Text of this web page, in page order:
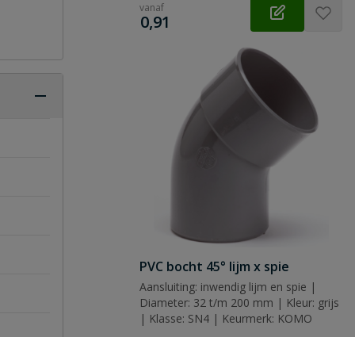
vanaf
€
0,91
PVC bocht 45° lijm x spie
Aansluiting: inwendig lijm en spie |
Diameter: 32 t/m 200 mm | Kleur: grijs
| Klasse: SN4 | Keurmerk: KOMO